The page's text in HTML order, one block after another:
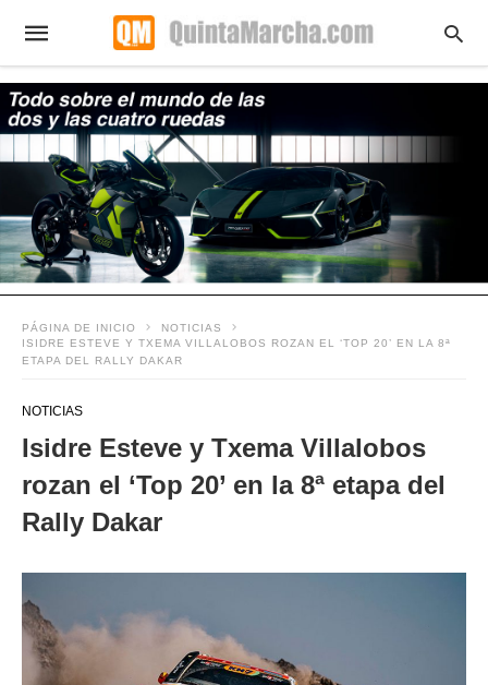
PÁGINA DE INICIO
NOTICIAS
ISIDRE ESTEVE Y TXEMA VILLALOBOS ROZAN EL ‘TOP 20’ EN LA 8ª
ETAPA DEL RALLY DAKAR
NOTICIAS
Isidre Esteve y Txema Villalobos
rozan el ‘Top 20’ en la 8ª etapa del
Rally Dakar